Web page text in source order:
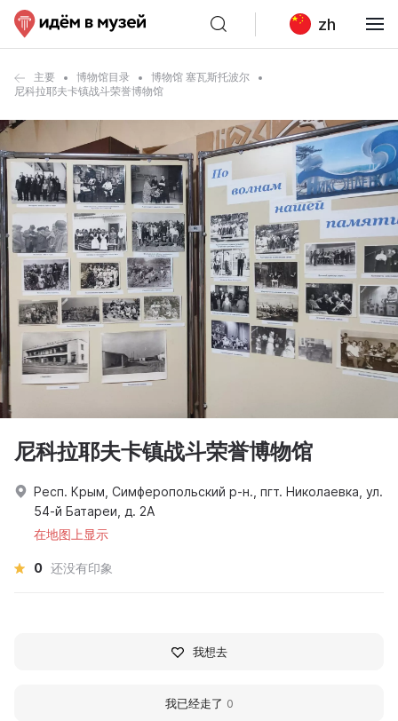
zh
主要 博物馆目录
博物馆 塞瓦斯托波尔
尼科拉耶夫卡镇战斗荣誉博物馆
尼科拉耶夫卡镇战斗荣誉博物馆
Респ. Крым, Симферопольский р-н., пгт. Николаевка, ул.
54-й Батареи, д. 2А
在地图上显示
0 还没有印象
我想去
我已经走了 0